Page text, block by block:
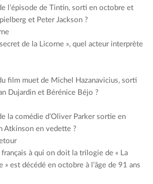
l’épisode de Tintin, sorti en octobre et
et Peter Jackson ?
de la Licorne », quel acteur interprète
film muet de Michel Hazanavicius, sorti
Dujardin et Bérénice Béjo ?
la comédie d’Oliver Parker sortie en
Atkinson en vedette ?
à qui on doit la trilogie de « La
» est décédé en octobre à l’âge de 91 ans